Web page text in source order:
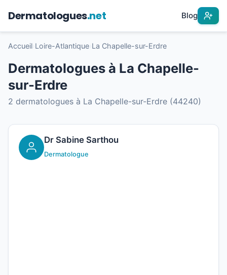
Dermatologues.net Blog
Accueil Loire-Atlantique La Chapelle-sur-Erdre
Dermatologues à La Chapelle-
sur-Erdre
2 dermatologues à La Chapelle-sur-Erdre (44240)
Dr Sabine Sarthou
Dermatologue